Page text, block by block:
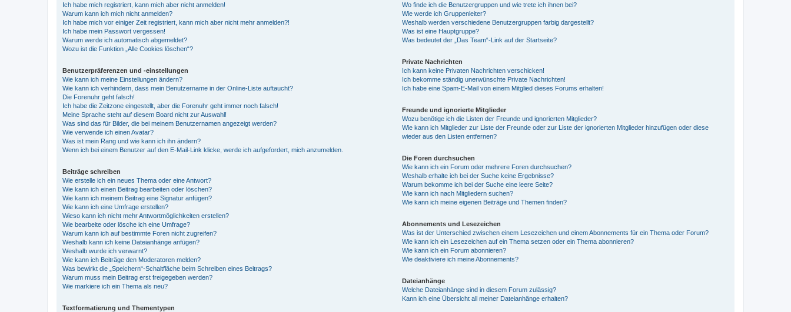
Ich habe mich registriert, kann mich aber nicht anmelden!
Warum kann ich mich nicht anmelden?
Ich habe mich vor einiger Zeit registriert, kann mich aber nicht mehr anmelden?!
Ich habe mein Passwort vergessen!
Warum werde ich automatisch abgemeldet?
Wozu ist die Funktion „Alle Cookies löschen“?
Benutzerpräferenzen und -einstellungen
Wie kann ich meine Einstellungen ändern?
Wie kann ich verhindern, dass mein Benutzername in der Online-Liste auftaucht?
Die Forenuhr geht falsch!
Ich habe die Zeitzone eingestellt, aber die Forenuhr geht immer noch falsch!
Meine Sprache steht auf diesem Board nicht zur Auswahl!
Was sind das für Bilder, die bei meinem Benutzernamen angezeigt werden?
Wie verwende ich einen Avatar?
Was ist mein Rang und wie kann ich ihn ändern?
Wenn ich bei einem Benutzer auf den E-Mail-Link klicke, werde ich aufgefordert, mich anzumelden.
Beiträge schreiben
Wie erstelle ich ein neues Thema oder eine Antwort?
Wie kann ich einen Beitrag bearbeiten oder löschen?
Wie kann ich meinem Beitrag eine Signatur anfügen?
Wie kann ich eine Umfrage erstellen?
Wieso kann ich nicht mehr Antwortmöglichkeiten erstellen?
Wie bearbeite oder lösche ich eine Umfrage?
Warum kann ich auf bestimmte Foren nicht zugreifen?
Weshalb kann ich keine Dateianhänge anfügen?
Weshalb wurde ich verwarnt?
Wie kann ich Beiträge den Moderatoren melden?
Was bewirkt die „Speichern“-Schaltfläche beim Schreiben eines Beitrags?
Warum muss mein Beitrag erst freigegeben werden?
Wie markiere ich ein Thema als neu?
Textformatierung und Thementypen
Wo finde ich die Benutzergruppen und wie trete ich ihnen bei?
Wie werde ich Gruppenleiter?
Weshalb werden verschiedene Benutzergruppen farbig dargestellt?
Was ist eine Hauptgruppe?
Was bedeutet der „Das Team“-Link auf der Startseite?
Private Nachrichten
Ich kann keine Privaten Nachrichten verschicken!
Ich bekomme ständig unerwünschte Private Nachrichten!
Ich habe eine Spam-E-Mail von einem Mitglied dieses Forums erhalten!
Freunde und ignorierte Mitglieder
Wozu benötige ich die Listen der Freunde und ignorierten Mitglieder?
Wie kann ich Mitglieder zur Liste der Freunde oder zur Liste der ignorierten Mitglieder hinzufügen oder diese
wieder aus den Listen entfernen?
Die Foren durchsuchen
Wie kann ich ein Forum oder mehrere Foren durchsuchen?
Weshalb erhalte ich bei der Suche keine Ergebnisse?
Warum bekomme ich bei der Suche eine leere Seite?
Wie kann ich nach Mitgliedern suchen?
Wie kann ich meine eigenen Beiträge und Themen finden?
Abonnements und Lesezeichen
Was ist der Unterschied zwischen einem Lesezeichen und einem Abonnements für ein Thema oder Forum?
Wie kann ich ein Lesezeichen auf ein Thema setzen oder ein Thema abonnieren?
Wie kann ich ein Forum abonnieren?
Wie deaktiviere ich meine Abonnements?
Dateianhänge
Welche Dateianhänge sind in diesem Forum zulässig?
Kann ich eine Übersicht all meiner Dateianhänge erhalten?